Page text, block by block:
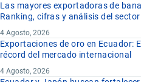
Las mayores exportadoras de
Ranking, cifras y análisis del
4 Agosto, 2026
Exportaciones de oro en Ecuador:
récord del mercado internacional
4 Agosto, 2026